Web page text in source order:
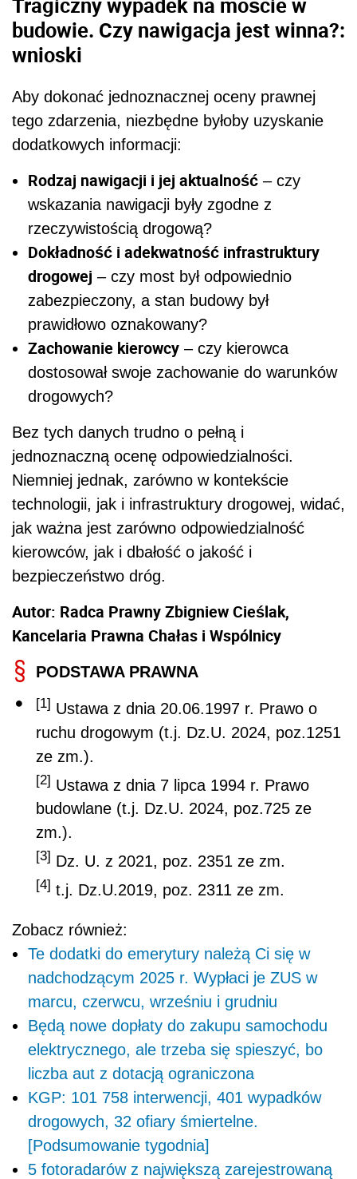
budowie. Czy nawigacja jest winna?:
wnioski
Aby dokonać jednoznacznej oceny prawnej
tego zdarzenia, niezbędne byłoby uzyskanie
dodatkowych informacji:
Rodzaj nawigacji i jej aktualność – czy
wskazania nawigacji były zgodne z
rzeczywistością drogową?
Dokładność i adekwatność infrastruktury
drogowej – czy most był odpowiednio
zabezpieczony, a stan budowy był
prawidłowo oznakowany?
Zachowanie kierowcy – czy kierowca
dostosował swoje zachowanie do warunków
drogowych?
Bez tych danych trudno o pełną i
jednoznaczną ocenę odpowiedzialności.
Niemniej jednak, zarówno w kontekście
technologii, jak i infrastruktury drogowej, widać,
jak ważna jest zarówno odpowiedzialność
kierowców, jak i dbałość o jakość i
bezpieczeństwo dróg.
Autor: Radca Prawny Zbigniew Cieślak,
Kancelaria Prawna Chałas i Wspólnicy
PODSTAWA PRAWNA
[1] Ustawa z dnia 20.06.1997 r. Prawo o
ruchu drogowym (t.j. Dz.U. 2024, poz.1251
ze zm.).
[2] Ustawa z dnia 7 lipca 1994 r. Prawo
budowlane (t.j. Dz.U. 2024, poz.725 ze
zm.).
[3] Dz. U. z 2021, poz. 2351 ze zm.
[4] t.j. Dz.U.2019, poz. 2311 ze zm.
Zobacz również:
Te dodatki do emerytury należą Ci się w
nadchodzącym 2025 r. Wypłaci je ZUS w
marcu, czerwcu, wrześniu i grudniu
Będą nowe dopłaty do zakupu samochodu
elektrycznego, ale trzeba się spieszyć, bo
liczba aut z dotacją ograniczona
KGP: 101 758 interwencji, 401 wypadków
drogowych, 32 ofiary śmiertelne.
[Podsumowanie tygodnia]
5 fotoradarów z największą zarejestrowaną